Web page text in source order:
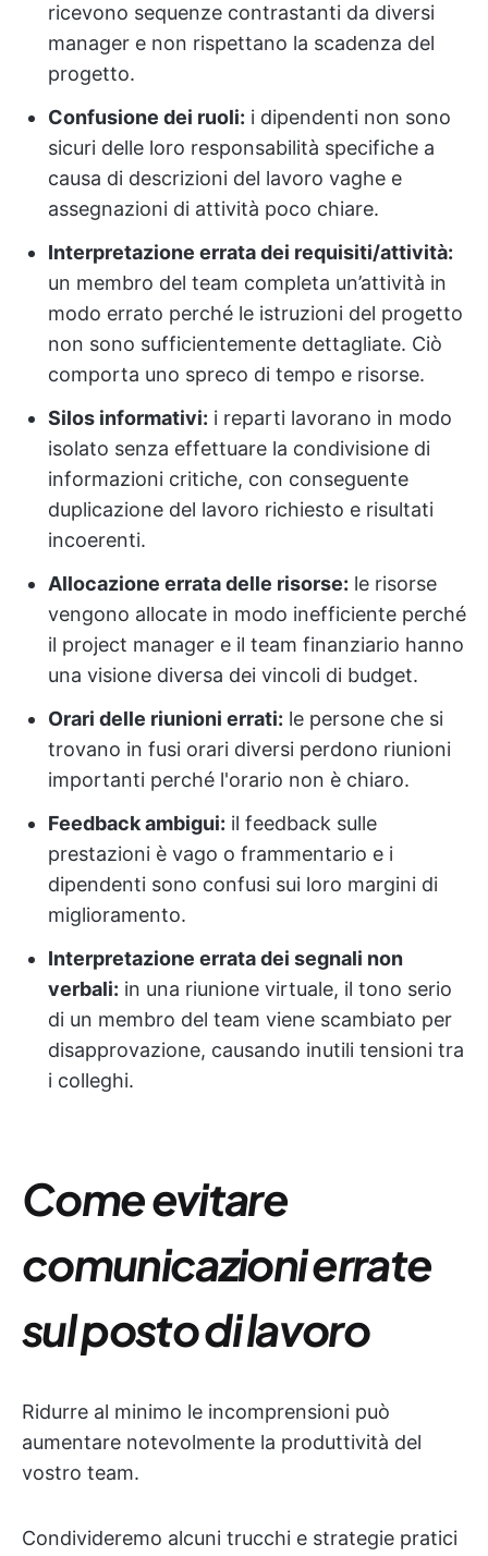
ricevono sequenze contrastanti da diversi
manager e non rispettano la scadenza del
progetto.
Confusione dei ruoli: i dipendenti non sono
sicuri delle loro responsabilità specifiche a
causa di descrizioni del lavoro vaghe e
assegnazioni di attività poco chiare.
Interpretazione errata dei requisiti/attività:
un membro del team completa un’attività in
modo errato perché le istruzioni del progetto
non sono sufficientemente dettagliate. Ciò
comporta uno spreco di tempo e risorse.
Silos informativi: i reparti lavorano in modo
isolato senza effettuare la condivisione di
informazioni critiche, con conseguente
duplicazione del lavoro richiesto e risultati
incoerenti.
Allocazione errata delle risorse: le risorse
vengono allocate in modo inefficiente perché
il project manager e il team finanziario hanno
una visione diversa dei vincoli di budget.
Orari delle riunioni errati: le persone che si
trovano in fusi orari diversi perdono riunioni
importanti perché l'orario non è chiaro.
Feedback ambigui: il feedback sulle
prestazioni è vago o frammentario e i
dipendenti sono confusi sui loro margini di
miglioramento.
Interpretazione errata dei segnali non
verbali: in una riunione virtuale, il tono serio
di un membro del team viene scambiato per
disapprovazione, causando inutili tensioni tra
i colleghi.
Come evitare
comunicazioni errate
sul posto di lavoro
Ridurre al minimo le incomprensioni può
aumentare notevolmente la produttività del
vostro team.
Condivideremo alcuni trucchi e strategie pratici